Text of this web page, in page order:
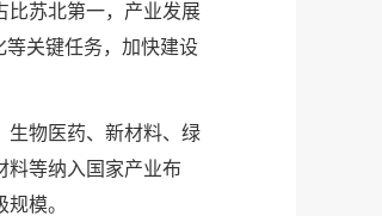
比苏北第一，产业发展
等关键任务，加快建设
生物医药、新材料、绿
料等纳入国家产业布
模。